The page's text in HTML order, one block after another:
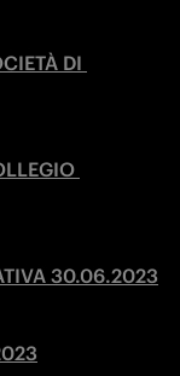
DI
30.06.2023